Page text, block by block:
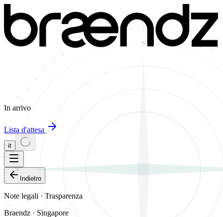
In arrivo
Lista d'attesa
it
N
W
Indietro
Note legali · Trasparenza
Braendz · Singapore